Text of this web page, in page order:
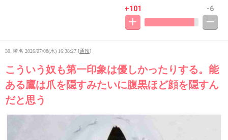
+101 -6
30. 匿名 2026/07/08(水) 16:38:27 [通報]
こういう奴も第一印象は優しかったりする。能
ある鷹は爪を隠すみたいに腹黒ほど顔を隠すん
だと思う